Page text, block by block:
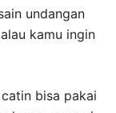
undangan
kamu ingin
bisa pakai